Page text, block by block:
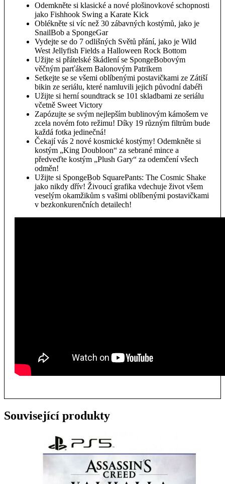
Odemkněte si klasické a nové plošinovkové schopnosti
jako Fishhook Swing a Karate Kick
Oblékněte si víc než 30 zábavných kostýmů, jako je
SnailBob a SpongeGar
Vydejte se do 7 odlišných Světů přání, jako je Wild
West Jellyfish Fields a Halloween Rock Bottom
Užijte si přátelské škádlení se SpongeBobovým
věčným parťákem Balonovým Patrikem
Setkejte se se všemi oblíbenými postavičkami ze Zátiší
bikin ze seriálu, které namluvili jejich původní dabéři
Užijte si herní soundtrack se 101 skladbami ze seriálu
včetně Sweet Victory
Zapózujte se svým nejlepším bublinovým kámošem ve
zcela novém foto režimu! Díky 19 různým filtrům bude
každá fotka jedinečná!
Čekají vás 2 nové kosmické kostýmy! Odemkněte si
kostým „King Doubloon“ za sebrané mince a
předveďte kostým „Plush Gary“ za odemčení všech
odměn!
Užijte si SpongeBob SquarePants: The Cosmic Shake
jako nikdy dřív! Živoucí grafika vdechuje život všem
veselým okamžikům s vašimi oblíbenými postavičkami
v bezkonkurenčních detailech!
Související produkty